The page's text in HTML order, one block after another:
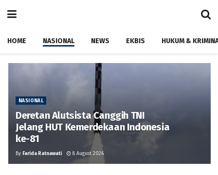
HOME NASIONAL NEWS EKBIS HUKUM &
NASIONAL
Deretan Alutsista Canggih TNI
Jelang HUT Kemerdekaan Indonesia
ke-81
By Farida Ratnawati 8 August 2026